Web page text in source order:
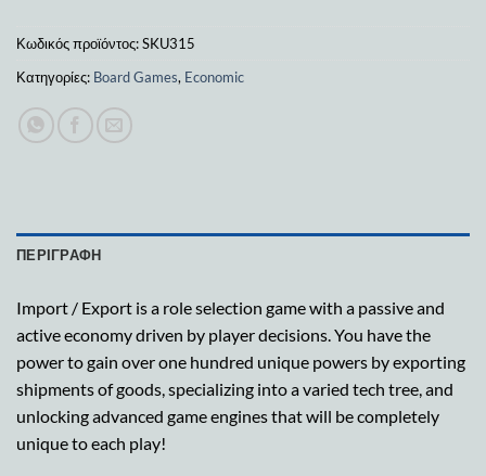
Κωδικός προϊόντος:SKU315
Κατηγορίες: Board Games, Economic
ΠΕΡΙΓΡΑΦΉ
Import / Export is a role selection game with a passive and
active economy driven by player decisions. You have the
power to gain over one hundred unique powers by exporting
shipments of goods, specializing into a varied tech tree, and
unlocking advanced game engines that will be completely
unique to each play!